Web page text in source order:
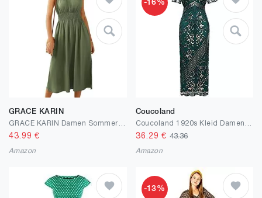
GRACE KARIN
GRACE KARIN Damen Sommerkleid V-Ausschnitt Elastischer Taille Ärmelloses Seitenschlitz A Linien Kleid mit Taschen
43.99 €
Amazon
-16%
Coucoland
36.29 € 43.36
Amazon
-13%